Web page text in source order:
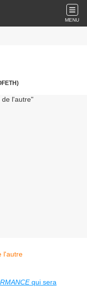
MENU
qui sera